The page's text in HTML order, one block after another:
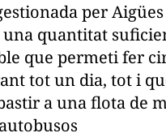
per
quantitat
que permeti fer
tot un dia, tot i
a una flota de